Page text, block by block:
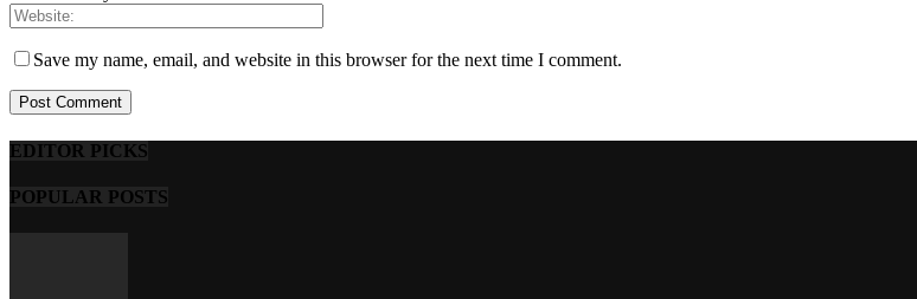
Save my name, email, and website in this browser for the next time I comment.
EDITOR PICKS
POPULAR POSTS